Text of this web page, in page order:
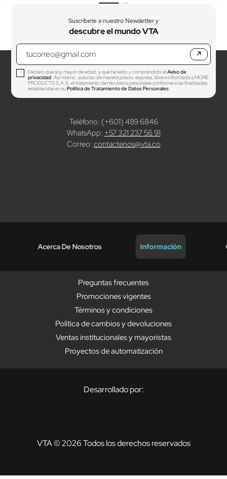
Suscríbete a nuestro Newsletter y
descubre el mundo VTA
↗
Declaro que soy mayor de edad, y que he leído y comprendido elAviso de
privacidad. Así mismo, autorizo de manera previa, expresa, libre e informada a MORE
PRODUCTS S.A.S. el tratamiento de mis datos personales conforme a las finalidades
establecidas en suPolítica de Tratamiento de Datos Personales.
Teléfono: (+601) 489 6846
WhatsApp: +57 321 237 56 91
Correo: contactenos@vta.co
Acerca De Nosotros Información
Preguntas frecuentes
Promociones vigentes
Términos y condiciones
Política de cambios y devoluciones
Ventas institucionales y mayoristas
Proyectos de automatización
Desarrollado por:
VTA © 2026 Todos los derechos reservados